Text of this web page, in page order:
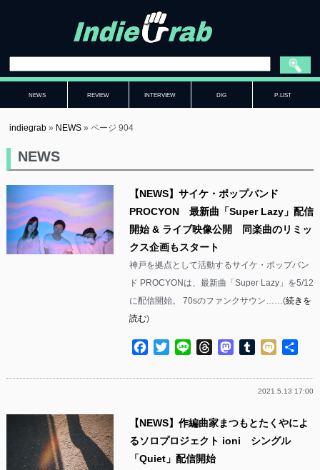
NEWS REVIEW INTERVIEW DIG P-LIST
indiegrab » NEWS »ページ 904
NEWS
【NEWS】サイケ・ポップバンド
PROCYON 最新曲「Super Lazy」配信
開始 & ライブ映像公開 同楽曲のリミッ
クス企画もスタート
神戸を拠点として活動するサイケ・ポップバン
ド PROCYONは、最新曲「Super Lazy」を5/12
に配信開始。 70sのファンクサウン……(続きを
読む)
Facebook
TwitterLine ThreadsMastodon
Tumblr
Mixi
2021.5.13 17:00
【NEWS】作編曲家まつもとたくやによ
るソロプロジェクト ioni シングル
「Quiet」配信開始